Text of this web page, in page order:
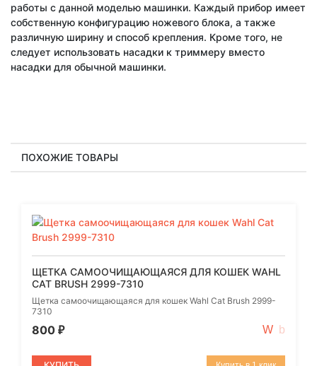
работы с данной моделью машинки. Каждый прибор имеет
собственную конфигурацию ножевого блока, а также
различную ширину и способ крепления. Кроме того, не
следует использовать насадки к триммеру вместо
насадки для обычной машинки.
ПОХОЖИЕ ТОВАРЫ
ЩЕТКА САМООЧИЩАЮЩАЯСЯ ДЛЯ КОШЕК WAHL
CAT BRUSH 2999-7310
Щетка самоочищающаяся для кошек Wahl Cat Brush 2999-
7310
800 ₽